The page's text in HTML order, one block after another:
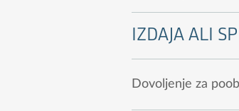
IZDAJA ALI
Dovoljenje za